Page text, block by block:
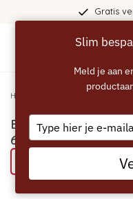
Gratis
Home
ECCELLENTE
6x ontkalken
Probeer eens een
Slim
Meld je aan
Type
your
email